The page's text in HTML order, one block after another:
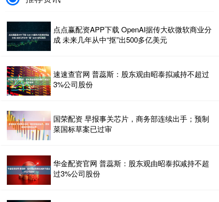
点点赢配资APP下载 OpenAI据传大砍微软商业分
成 未来几年从中“抠”出500多亿美元
速速查官网 普蕊斯：股东观由昭泰拟减持不超过
3%公司股份
国荣配资 早报事关芯片，商务部连续出手；预制
菜国标草案已过审
华金配资官网 普蕊斯：股东观由昭泰拟减持不超
过3%公司股份